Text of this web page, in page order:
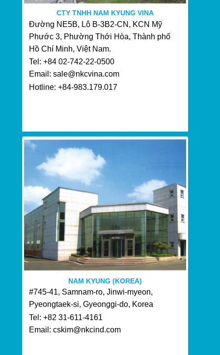
CTY TNHH NAM KYUNG VINA
Đường NE5B, Lô B-3B2-CN, KCN Mỹ
Phước 3, Phường Thới Hòa, Thành phố
Hồ Chí Minh, Việt Nam.
Tel: +84 02-742-22-0500
Email: sale@nkcvina.com
Hotline: +84-983.179.017
NAM KYUNG (KOREA)
#745-41, Samnam-ro, Jinwi-myeon,
Pyeongtaek-si, Gyeonggi-do, Korea
Tel: +82 31-611-4161
Email: cskim@nkcind.com